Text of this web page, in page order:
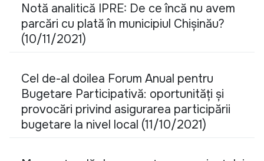
Notă analitică IPRE: De ce încă nu avem
parcări cu plată în municipiul Chișinău?
(10/11/2021)
Cel de-al doilea Forum Anual pentru
Bugetare Participativă: oportunități și
provocări privind asigurarea participării
bugetare la nivel local (11/10/2021)